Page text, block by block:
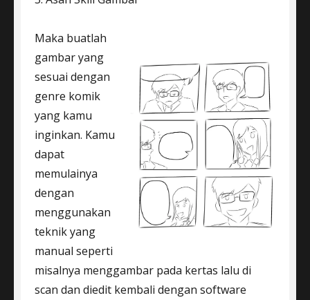
Maka buatlah
gambar yang
sesuai dengan
genre komik
yang kamu
inginkan. Kamu
dapat
memulainya
dengan
menggunakan
teknik yang
manual seperti
misalnya menggambar pada kertas lalu di
scan dan diedit kembali dengan software